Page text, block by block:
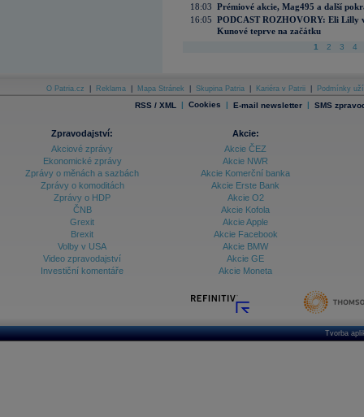
18:03 Prémiové akcie, Mag495 a další
16:05 PODCAST ROZHOVORY: Eli Lilly
Kunové teprve na začátku
1 2 3 4
O Patria.cz Reklama Mapa Stránek Skupina Patria Kariéra v Patrii Podmínky
RSS / XML | Cookies | E-mail newsletter | SMS
Zpravodajství:
Akciové zprávy
Ekonomické zprávy
Zprávy o měnách a sazbách
Zprávy o komoditách
Zprávy o HDP
ČNB
Grexit
Brexit
Volby v USA
Video zpravodajství
Investiční komentáře
Akcie:
Akcie ČEZ
Akcie NWR
Akcie Komerční banka
Akcie Erste Bank
Akcie O2
Akcie Kofola
Akcie Apple
Akcie Facebook
Akcie BMW
Akcie GE
Akcie Moneta
Tvorba